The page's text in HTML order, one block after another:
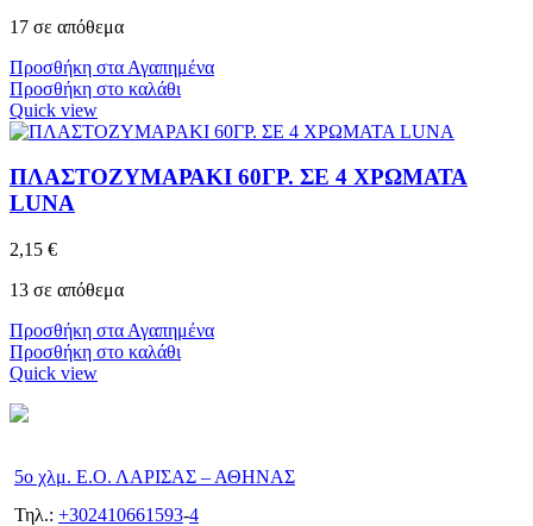
17 σε απόθεμα
Προσθήκη στα Αγαπημένα
Προσθήκη στο καλάθι
Quick view
ΠΛΑΣΤΟΖΥΜΑΡΑΚΙ 60ΓΡ. ΣΕ 4 ΧΡΩΜΑΤΑ
LUNA
2,15 €
13 σε απόθεμα
Προσθήκη στα Αγαπημένα
Προσθήκη στο καλάθι
Quick view
5ο χλμ. Ε.Ο. ΛΑΡΙΣΑΣ – ΑΘΗΝΑΣ
Τηλ.: +302410661593-4